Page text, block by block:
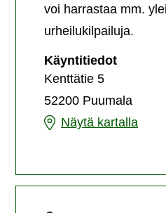
voi harrastaa mm.
urheilukilpailuja.
Käyntitiedot
Kenttätie 5
52200 Puumala
Näytä kartalla
Puumalan